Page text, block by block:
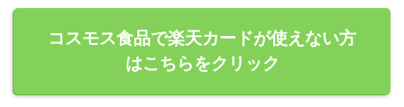
コスモス食品で楽天カードが使えない方
はこちらをクリック